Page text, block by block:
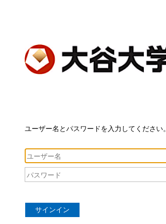
ユーザー名とパスワードを入力してください。
サインイン